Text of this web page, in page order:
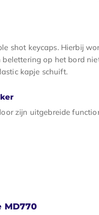
shot keycaps. Hierbij
op het bord
kapje schuift.
zijn uitgebreide
MD770